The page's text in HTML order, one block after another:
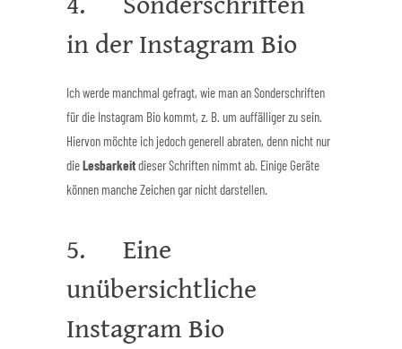
in der Instagram Bio
Ich werde manchmal gefragt, wie man an Sonderschriften
für die Instagram Bio kommt, z. B. um auffälliger zu sein.
Hiervon möchte ich jedoch generell abraten, denn nicht nur
dieLesbarkeitdieser Schriften nimmt ab. Einige Geräte
können manche Zeichen gar nicht darstellen.
5. Eine
unübersichtliche
Instagram Bio